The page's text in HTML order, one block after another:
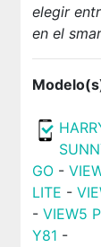
elegir
en el
GO-
LITE -
- VIEW5
Y81 -